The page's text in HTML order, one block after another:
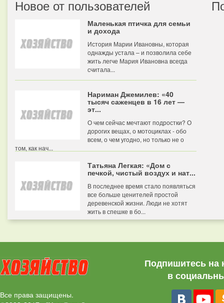
Новое от пользователей
Маленькая птичка для семьи
и дохода
История Марии Ивановны, которая
однажды устала – и позволила себе
жить легче Мария Ивановна всегда
считала...
Нариман Джемилев: «40
тысяч саженцев в 16 лет —
эт...
О чем сейчас мечтают подростки? О
дорогих вещах, о мотоциклах - обо
всем, о чем угодно, но только не о
том, как нач...
Татьяна Легкая: «Дом с
печкой, чистый воздух и нат...
В последнее время стало появляться
все больше ценителей простой
деревенской жизни. Люди не хотят
жить в спешке в бо...
Все права защищены.
Подпишитесь на
в